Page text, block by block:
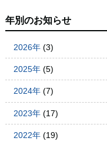
年別のお知らせ
2026年(3)
2025年(5)
2024年(7)
2023年(17)
2022年(19)